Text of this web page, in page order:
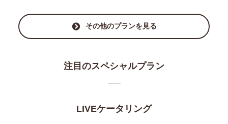
その他のプランを見る
注目のスペシャルプラン
LIVEケータリング